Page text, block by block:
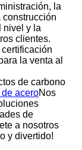
la
construcción
nivel y la
clientes.
la venta al
de carbono
de aceroNos
de
a nosotros
y divertido!